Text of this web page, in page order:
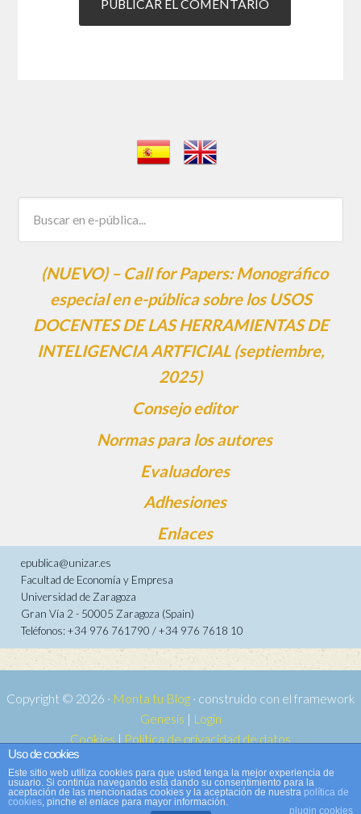
(NUEVO) – Call for Papers: Monográfico
especial en e-pública sobre los USOS
DOCENTES DE LAS HERRAMIENTAS DE
INTELIGENCIA ARTFICIAL (septiembre,
2025)
Consejo editor
Normas para los autores
Evaluadores
Adhesiones
Enlaces
epublica@unizar.es
Facultad de Economía y Empresa
Universidad de Zaragoza
Gran Vía 2 - 50005 Zaragoza (Spain)
Teléfonos: +34 976 761790 / +34 976 7618 10
Copyright © 2026 · Monta tu Blog· construido con el framework
Genesis | Login
Cookies | Política de privacidad de datos
Copyright © 2026 ·
WordPress·Acceder
Uso de cookies
Este sitio web utiliza cookies para que usted tenga la mejor experiencia de
usuario. Si continúa navegando está dando su consentimiento para la
aceptación de las mencionadas cookies y la aceptación de nuestra política de
cookies, pinche el enlace para mayor información.
plugin cookies